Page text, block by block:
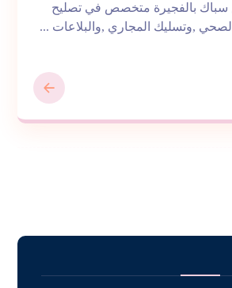
سباك بالفجيرة متخصص في تصليح
,وتسليك المجاري ,والبلاعات ...